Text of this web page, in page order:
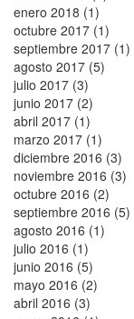
enero 2018 (1)
octubre 2017 (1)
septiembre 2017 (1)
agosto 2017 (5)
julio 2017 (3)
junio 2017 (2)
abril 2017 (1)
marzo 2017 (1)
diciembre 2016 (3)
noviembre 2016 (3)
octubre 2016 (2)
septiembre 2016 (5)
agosto 2016 (1)
julio 2016 (1)
junio 2016 (5)
mayo 2016 (2)
abril 2016 (3)